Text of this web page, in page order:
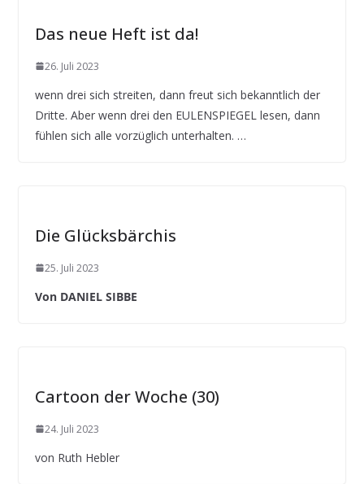
Das neue Heft ist da!
26. Juli 2023
wenn drei sich streiten, dann freut sich bekanntlich der
Dritte. Aber wenn drei den EULENSPIEGEL lesen, dann
fühlen sich alle vorzüglich unterhalten. …
Die Glücksbärchis
25. Juli 2023
Von DANIEL SIBBE
Cartoon der Woche (30)
24. Juli 2023
von Ruth Hebler